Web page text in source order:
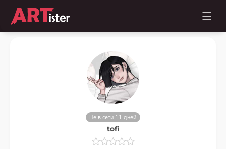
Не в сети 11 дней
tofi